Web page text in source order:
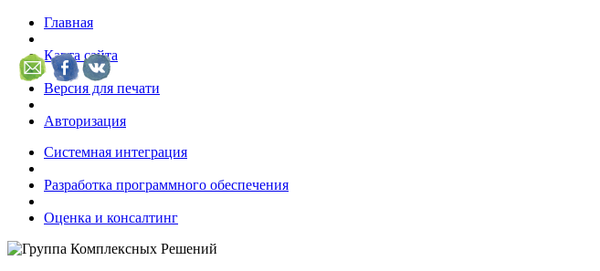
Главная
Карта сайта
Версия для печати
Авторизация
Системная интеграция
Разработка программного обеспечения
Оценка и консалтинг